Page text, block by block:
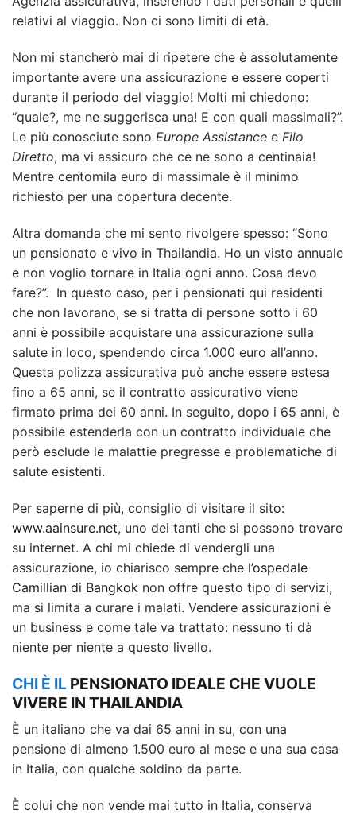
relativi al viaggio. Non ci sono limiti di età.
Non mi stancherò mai di ripetere che è assolutamente
importante avere una assicurazione e essere coperti
durante il periodo del viaggio! Molti mi chiedono:
“quale?, me ne suggerisca una! E con quali massimali?”.
Le più conosciute sono Europe Assistance e Filo
Diretto, ma vi assicuro che ce ne sono a centinaia!
Mentre centomila euro di massimale è il minimo
richiesto per una copertura decente.
Altra domanda che mi sento rivolgere spesso: “Sono
un pensionato e vivo in Thailandia. Ho un visto annuale
e non voglio tornare in Italia ogni anno. Cosa devo
fare?”. In questo caso, per i pensionati qui residenti
che non lavorano, se si tratta di persone sotto i 60
anni è possibile acquistare una assicurazione sulla
salute in loco, spendendo circa 1.000 euro all’anno.
Questa polizza assicurativa può anche essere estesa
fino a 65 anni, se il contratto assicurativo viene
firmato prima dei 60 anni. In seguito, dopo i 65 anni, è
possibile estenderla con un contratto individuale che
però esclude le malattie pregresse e problematiche di
salute esistenti.
Per saperne di più, consiglio di visitare il sito:
www.aainsure.net, uno dei tanti che si possono trovare
su internet. A chi mi chiede di vendergli una
assicurazione, io chiarisco sempre che l’ospedale
Camillian di Bangkok non offre questo tipo di servizi,
ma si limita a curare i malati. Vendere assicurazioni è
un business e come tale va trattato: nessuno ti dà
niente per niente a questo livello.
CHI È IL PENSIONATO IDEALE CHE VUOLE
VIVERE IN THAILANDIA
È un italiano che va dai 65 anni in su, con una
pensione di almeno 1.500 euro al mese e una sua casa
in Italia, con qualche soldino da parte.
È colui che non vende mai tutto in Italia, conserva